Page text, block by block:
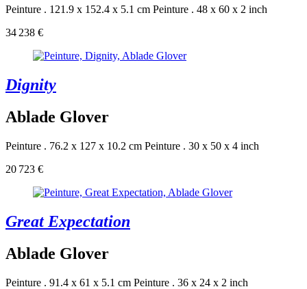
Peinture . 121.9 x 152.4 x 5.1 cm Peinture . 48 x 60 x 2 inch
34 238 €
Dignity
Ablade Glover
Peinture . 76.2 x 127 x 10.2 cm Peinture . 30 x 50 x 4 inch
20 723 €
Great Expectation
Ablade Glover
Peinture . 91.4 x 61 x 5.1 cm Peinture . 36 x 24 x 2 inch